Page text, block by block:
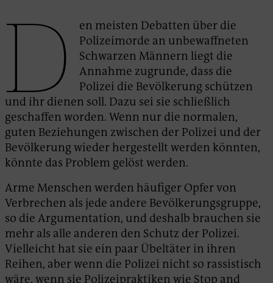
D
en meisten Debatten über die
Polizeimorde an unbewaffneten
Schwarzen Männern liegt die
Annahme zugrunde, dass die
Polizei die Bevölkerung schützen
und ihr dienen soll. Dazu sei sie schließlich
geschaffen worden. Wenn nur die normalen,
guten Beziehungen zwischen der Polizei und der
Bevölkerung wieder hergestellt werden könnten,
könnte das Problem gelöst werden.
Arme Menschen werden häufiger Opfer von
Verbrechen als jede andere Bevölkerungsgruppe,
so die Argumentation, und deshalb brauchen sie
mehr als alle anderen den Schutz der Polizei.
Vielleicht hat sie ein paar Übeltäter in ihren
Reihen, aber wenn die Polizei nicht so rassistisch
wäre, wenn sie Polizeipraktiken wie Stop and